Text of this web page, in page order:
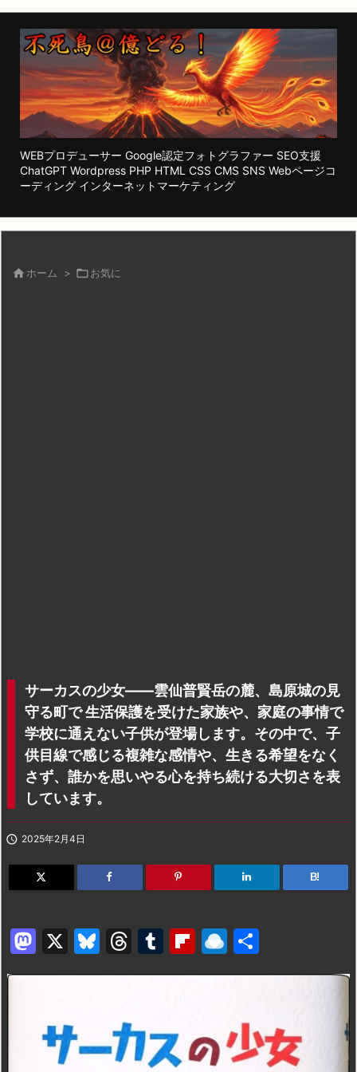
WEBプロデューサー Google認定フォトグラファー SEO支援
ChatGPT Wordpress PHP HTML CSS CMS SNS Webページコ
ーディング インターネットマーケティング
 ホーム > お気に
サーカスの少女――雲仙普賢岳の麓、島原城の見
守る町で 生活保護を受けた家族や、家庭の事情で
学校に通えない子供が登場します。その中で、子
供目線で感じる複雑な感情や、生きる希望をなく
さず、誰かを思いやる心を持ち続ける大切さを表
しています。
 2025年2月4日
B!
M
a
o
d
X
Bl
u
k
T
hr
a
d
T
u
r
Fl
ip
ar
R
ai
dr
o
有